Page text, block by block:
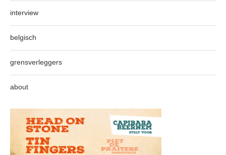
interview
belgisch
grensverleggers
about